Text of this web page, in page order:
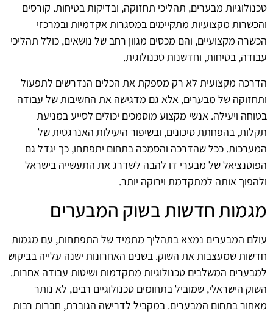
טכנולוגיות מבערים, תהליכי תחזוקה, ובדיקות בטיחות. קורסים
והכשרות מקצועיות מתקיימים במסגרות אקדמיות ובמרכזי
הכשרה מקצועיים, והם מכסים מגוון רחב של נושאים, כולל תהליכי
עבודה, בטיחות, וחדשנות טכנולוגית.
הדרכה מקצועית לא רק מספקת את הכלים הנדרשים לתפעול
ותחזוקה של מבערים, אלא גם מדגישה את החשיבות של עבודה
בטוחה ויעילה. אנשי מקצוע מוסמכים יכולים לסייע במניעת
תקלות, בהפחתת סיכונים, ובשיפור היעילות האנרגטית של
המערכות. ככל שהדרכה והסמכה בתחום יתפתחו, כך יגדל גם
הפוטנציאל של מבערי דו להבה לשדרג את התעשייה בישראל
ולהפוך אותה למתקדמת וירוקה יותר.
מגמות חדשות בשוק המבערים
עולם המבערים נמצא בתהליך מתמיד של התפתחות, עם מגמות
חדשות שמעצבות את השוק. בשנים האחרונות ישנה עלייה בביקוש
למבערים המשלבים טכנולוגיות מתקדמות ושיטות עבודה אחרות.
השוק הישראלי, שמוביל בתחומים טכנולוגיים רבים, לא נותר
מאחור בתחום המבערים. במקביל לדרישה הגוברת, חברות רבות